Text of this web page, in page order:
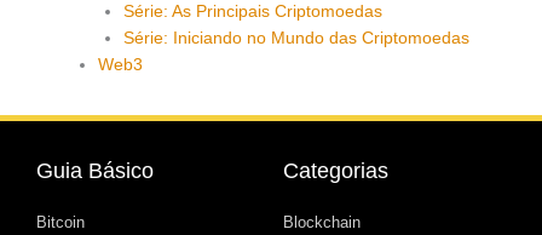
Série: As Principais Criptomoedas
Série: Iniciando no Mundo das Criptomoedas
Web3
Guia Básico
Bitcoin
Categorias
Blockchain